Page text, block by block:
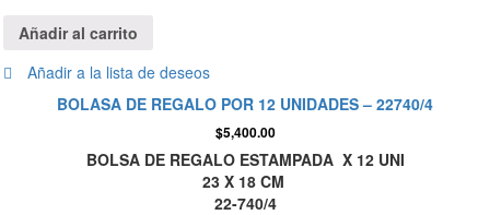
Añadir al carrito
Añadir a la lista de deseos
BOLASA DE REGALO POR 12 UNIDADES – 22740/4
$5,400.00
BOLSA DE REGALO ESTAMPADA X 12 UNI
23 X 18 CM
22-740/4